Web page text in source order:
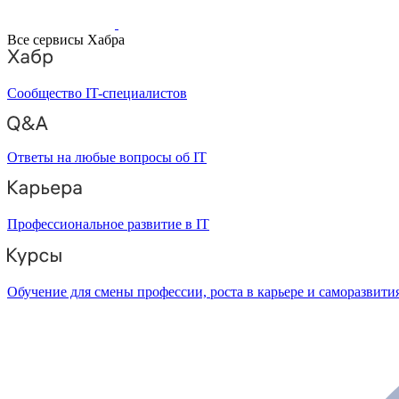
Все сервисы Хабра
Сообщество IT-специалистов
Ответы на любые вопросы об IT
Профессиональное развитие в IT
Обучение для смены профессии, роста в карьере и